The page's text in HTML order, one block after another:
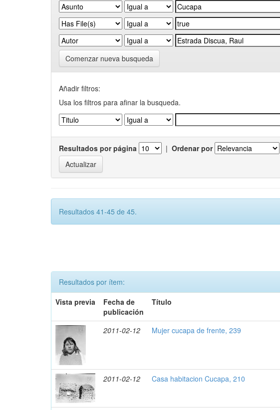
Comenzar nueva busqueda
Añadir filtros:
Usa los filtros para afinar la busqueda.
Resultados por página | Ordenar por
Resultados 41-45 de 45.
Resultados por ítem:
Vista previa
Fecha de
publicación
Título
2011-02-12 Mujer cucapa de frente, 239
2011-02-12 Casa habitacion Cucapa, 210